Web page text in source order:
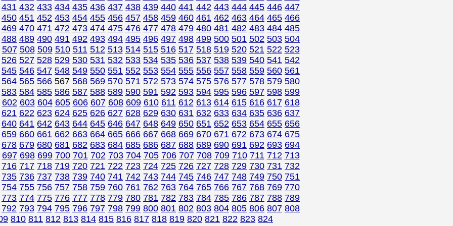
431 432 433 434 435 436 437 438 439 440 441 442 443 444 445 446 447
450 451 452 453 454 455 456 457 458 459 460 461 462 463 464 465 466
469 470 471 472 473 474 475 476 477 478 479 480 481 482 483 484 485
488 489 490 491 492 493 494 495 496 497 498 499 500 501 502 503 504
507 508 509 510 511 512 513 514 515 516 517 518 519 520 521 522 523
526 527 528 529 530 531 532 533 534 535 536 537 538 539 540 541 542
545 546 547 548 549 550 551 552 553 554 555 556 557 558 559 560 561
564 565 566 567 568 569 570 571 572 573 574 575 576 577 578 579 580
583 584 585 586 587 588 589 590 591 592 593 594 595 596 597 598 599
602 603 604 605 606 607 608 609 610 611 612 613 614 615 616 617 618
621 622 623 624 625 626 627 628 629 630 631 632 633 634 635 636 637
640 641 642 643 644 645 646 647 648 649 650 651 652 653 654 655 656
659 660 661 662 663 664 665 666 667 668 669 670 671 672 673 674 675
678 679 680 681 682 683 684 685 686 687 688 689 690 691 692 693 694
697 698 699 700 701 702 703 704 705 706 707 708 709 710 711 712 713
716 717 718 719 720 721 722 723 724 725 726 727 728 729 730 731 732
735 736 737 738 739 740 741 742 743 744 745 746 747 748 749 750 751
754 755 756 757 758 759 760 761 762 763 764 765 766 767 768 769 770
773 774 775 776 777 778 779 780 781 782 783 784 785 786 787 788 789
792 793 794 795 796 797 798 799 800 801 802 803 804 805 806 807 808
810 811 812 813 814 815 816 817 818 819 820 821 822 823 824